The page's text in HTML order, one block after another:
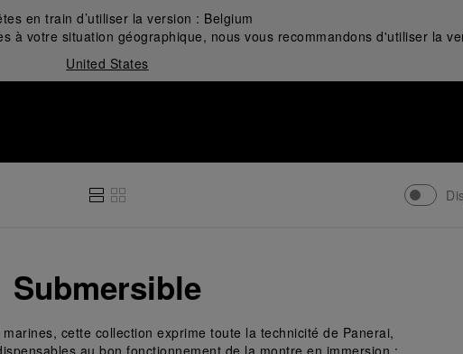
en train d’utiliser la version : Belgium
à votre situation géographique, nous vous recommandons d'utiliser la
United States
Submersible
cette collection exprime toute la technicité de Panerai,
au bon fonctionnement de la montre en immersion :